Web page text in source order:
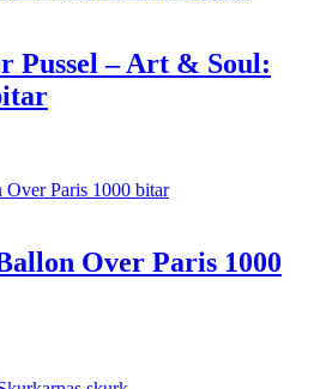
Pussel – Art & Soul:
Over Paris 1000